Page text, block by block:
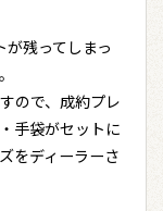
残ってしまっ
ので、成約プレ
手袋がセットに
をディーラーさ